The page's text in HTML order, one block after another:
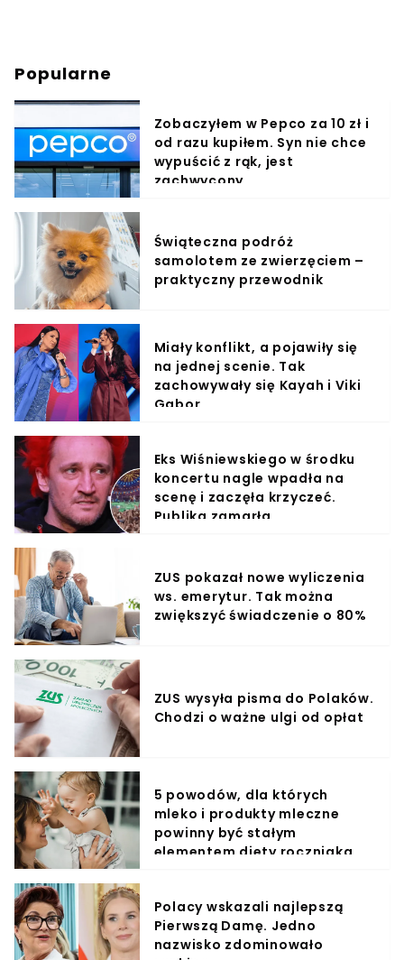
Popularne
Zobaczyłem w Pepco za 10 zł i
od razu kupiłem. Syn nie chce
wypuścić z rąk, jest
zachwycony
Świąteczna podróż
samolotem ze zwierzęciem –
praktyczny przewodnik
Miały konflikt, a pojawiły się
na jednej scenie. Tak
zachowywały się Kayah i Viki
Gabor
Eks Wiśniewskiego w środku
koncertu nagle wpadła na
scenę i zaczęła krzyczeć.
Publika zamarła
ZUS pokazał nowe wyliczenia
ws. emerytur. Tak można
zwiększyć świadczenie o 80%
ZUS wysyła pisma do Polaków.
Chodzi o ważne ulgi od opłat
5 powodów, dla których
mleko i produkty mleczne
powinny być stałym
elementem diety roczniaka
Polacy wskazali najlepszą
Pierwszą Damę. Jedno
nazwisko zdominowało